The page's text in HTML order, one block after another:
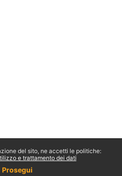
del sito, ne accetti le politiche:
e trattamento dei dati
Prosegui